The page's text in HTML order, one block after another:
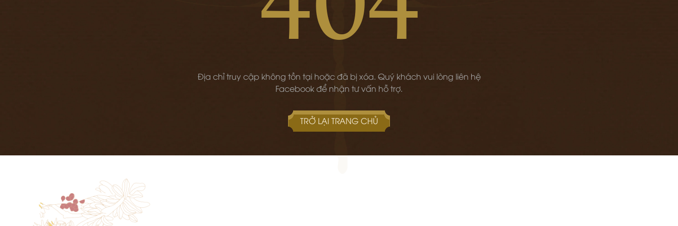
Địa chỉ truy cập không tồn tại hoặc đã bị xóa. Quý khách vui lòng liên hệ
Facebook để nhận tư vấn hỗ trợ.
TRỞ LẠI TRANG CHỦ